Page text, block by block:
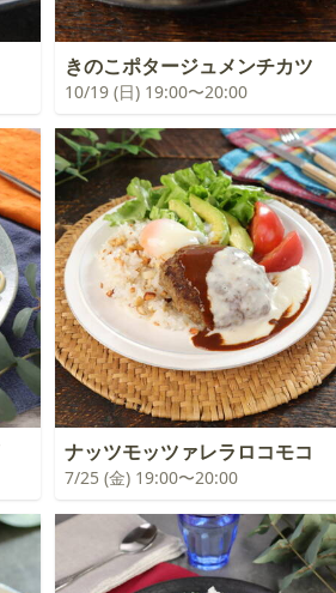
きのこポタージュメンチカツ
10/19 (日) 19:00〜20:00
ナッツモッツァレラロコモコ
7/25 (金) 19:00〜20:00